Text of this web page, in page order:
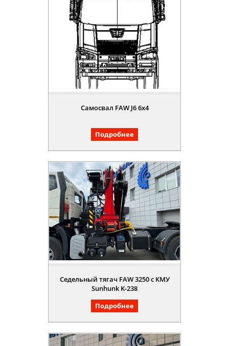
Самосвал FAW J6 6x4
Подробнее
Седельный тягач FAW 3250 с КМУ
Sunhunk K-238
Подробнее